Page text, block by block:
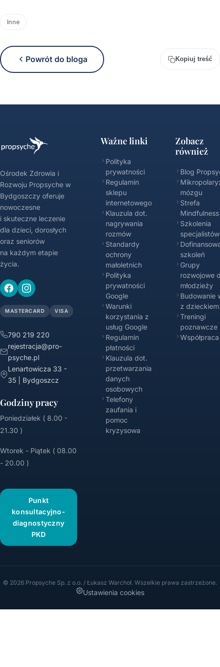
Inne
Powrót do bloga Kopiuj treść
Ośrodek Zdrowia i
Rozwoju Propsyche w
Bydgoszczy oferuje
nowoczesne
i skuteczne leczenie
dla dzieci, dorosłych
oraz seniorów
na każdym etapie
życia.
MASTERCARD VISA
790 219 220
rejestracja@pro-
psyche.pl
Lenartowicza 33 -
35 | Bydgoszcz
Godziny pracy
Poniedziałek ( 8.00 -
21.30 )
Wtorek - Piątek ( 08.00
- 20.00 )
Punkt
konsultacyjno-
diagnostyczny
PKD
Ważne linki
Polityka
prywatności
Regulamin
sklepu
internetowego
Klauzula dot.
nagrywania
rozmów
Standardy
ochrony
małoletnich
Polityka
prywatności
Google
Warunki
korzystania z
usług Google
Regulamin
płatności
Klauzula dot.
przetwarzania
danych
osobowych
Telefony
zaufania i
pomoc
kryzysowa
Zobacz
również
Blog
mózgu
Strefa
Mindfulness
Szkolenia
specjalistów
szkoleń
Grupy
rozwojowe
młodzieży
Budowanie
z dzieckiem
Treningi
poznawcze
Współpraca
© 2026 Propsyche Sp. z o.o. / Łukasz Warchoł. Wszelkie prawa zastrzeżone.
Ustawienia cookies